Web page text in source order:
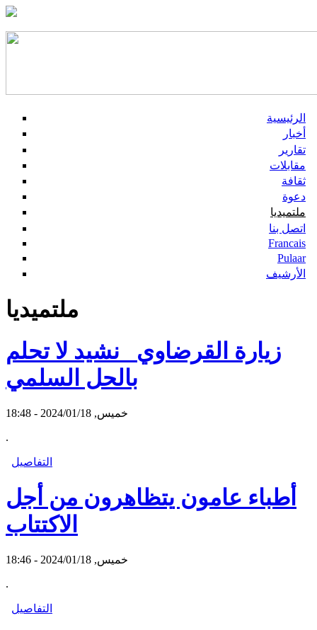
الرئيسية
أخبار
تقارير
مقابلات
ثقافة
دعوة
ملتميديا
اتصل بنا
Francais
Pulaar
الأرشيف
ملتميديا
زيارة القرضاوي_ نشيد لا تحلم
بالحل السلمي
خميس, 2024/01/18 - 18:48
.
التفاصيل
أطباء عامون يتظاهرون من أجل
الاكتتاب
خميس, 2024/01/18 - 18:46
.
التفاصيل